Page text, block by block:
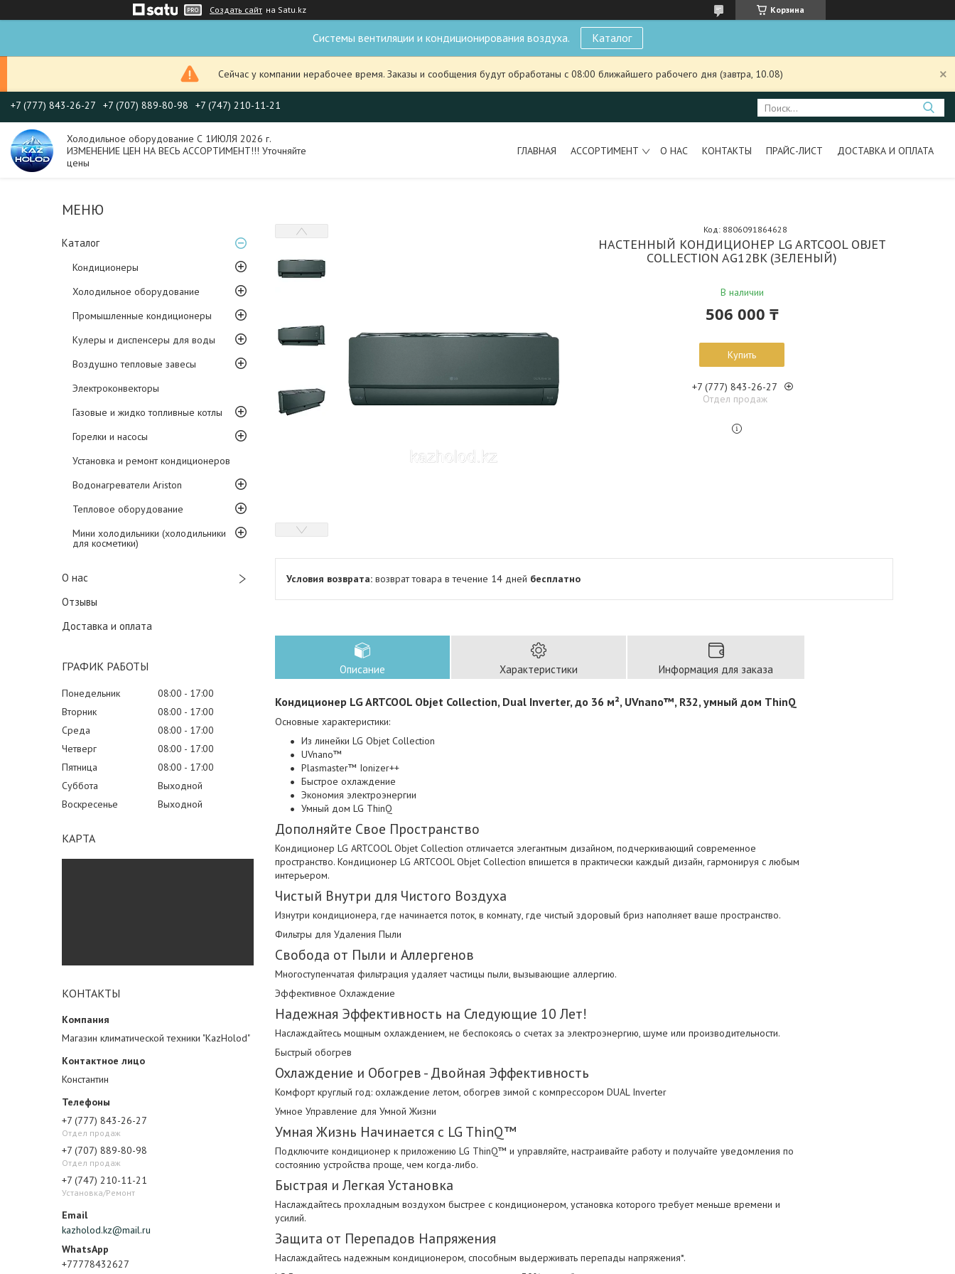
Создать сайт на Satu.kz Корзина
Системы вентиляции и кондиционирования воздуха. Каталог
Сейчас у компании нерабочее время. Заказы и сообщения будут обработаны с 08:00 ближайшего рабочего дня (завтра, 10.08)
+7 (777) 843-26-27 +7 (707) 889-80-98 +7 (747) 210-11-21
Холодильное оборудование С 1ИЮЛЯ 2026 г.
ИЗМЕНЕНИЕ ЦЕН НА ВЕСЬ АССОРТИМЕНТ!!! Уточняйте
цены
ГЛАВНАЯ АССОРТИМЕНТ О НАС КОНТАКТЫ ПРАЙС-ЛИСТ ДОСТАВКА И ОПЛАТА
Каталог
Кондиционеры
Холодильное оборудование
Промышленные кондиционеры
Кулеры и диспенсеры для воды
Воздушно тепловые завесы
Электроконвекторы
Газовые и жидко топливные котлы
Горелки и насосы
Установка и ремонт кондиционеров
Водонагреватели Ariston
Тепловое оборудование
Мини холодильники (холодильники
для косметики)
О нас
Отзывы
Доставка и оплата
ГРАФИК РАБОТЫ
Понедельник 08:00
17:00
Вторник
08:00
17:00
Среда
08:00
17:00
Четверг
08:00
17:00
Пятница
08:00
17:00
Суббота
Выходной
Воскресенье
Выходной
КАРТА
КОНТАКТЫ
Магазин климатической техники "KazHolod"
Константин
+7 (777) 843-26-27
Отдел продаж
+7 (707) 889-80-98
Отдел продаж
+7 (747) 210-11-21
Установка/Ремонт
kazholod.kz@mail.ru
+77778432627
НАСТЕННЫЙ КОНДИЦИОНЕР LG ARTCOOL OBJET
COLLECTION AG12BK (ЗЕЛЕНЫЙ)
В наличии
Код: 8806091864628
506 000 ₸
Купить
+7 (777) 843-26-27
Отдел продаж
возврат товара в течение 14 дней бесплатно
Описание Характеристики Информация для заказа
Кондиционер LG ARTCOOL Objet Collection, Dual Inverter, до 36 м², UVnano™, R32, умный дом ThinQ
Основные характеристики:
Из линейки LG Objet Collection
UVnano™
Plasmaster™ Ionizer++
Быстрое охлаждение
Экономия электроэнергии
Умный дом LG ThinQ
Дополняйте Свое Пространство
Кондиционер LG ARTCOOL Objet Collection отличается элегантным дизайном, подчеркивающий современное
пространство. Кондиционер LG ARTCOOL Objet Collection впишется в практически каждый дизайн, гармонируя с любым
интерьером.
Чистый Внутри для Чистого Воздуха
Изнутри кондиционера, где начинается поток, в комнату, где чистый здоровый бриз наполняет ваше пространство.
Фильтры для Удаления Пыли
Свобода от Пыли и Аллергенов
Многоступенчатая фильтрация удаляет частицы пыли, вызывающие аллергию.
Эффективное Охлаждение
Надежная Эффективность на Следующие 10 Лет!
Наслаждайтесь мощным охлаждением, не беспокоясь о счетах за электроэнергию, шуме или производительности.
Быстрый обогрев
Охлаждение и Обогрев - Двойная Эффективность
Комфорт круглый год: охлаждение летом, обогрев зимой с компрессором DUAL Inverter
Умное Управление для Умной Жизни
Умная Жизнь Начинается с LG ThinQ™
Подключите кондиционер к приложению LG ThinQ™ и управляйте, настраивайте работу и получайте уведомления по
состоянию устройства проще, чем когда-либо.
Быстрая и Легкая Установка
Наслаждайтесь прохладным воздухом быстрее с кондиционером, установка которого требует меньше времени и
усилий.
Защита от Перепадов Напряжения
Наслаждайтесь надежным кондиционером, способным выдерживать перепады напряжения*.